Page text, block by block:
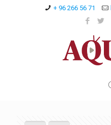
+ 96 266 56 71